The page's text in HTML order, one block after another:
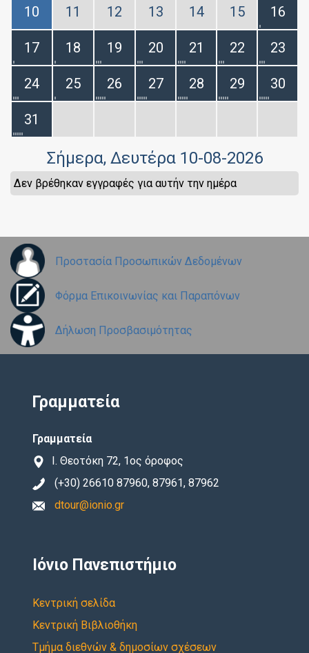
10 11 12 13 14 15 16
17 18 19 20 21 22 23
24 25 26 27 28 29 30
31
Σήμερα, Δευτέρα 10-08-2026
Δεν βρέθηκαν εγγραφές για αυτήν την ημέρα
Προστασία Προσωπικών Δεδομένων
Φόρμα Επικοινωνίας και Παραπόνων
Δήλωση Προσβασιμότητας
Γραμματεία
Γραμματεία
Ι. Θεοτόκη 72, 1ος όροφος
(+30) 26610 87960, 87961, 87962
dtour@ionio.gr
Ιόνιο Πανεπιστήμιο
Κεντρική σελίδα
Κεντρική Βιβλιοθήκη
Τμήμα διεθνών & δημοσίων σχέσεων